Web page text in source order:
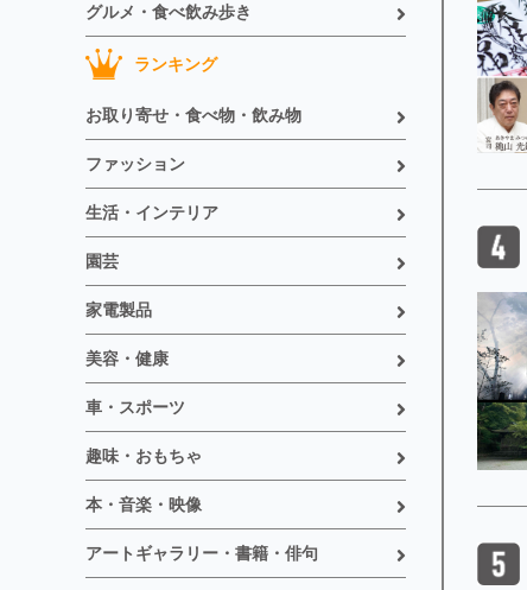
グルメ・食べ飲み歩き
ランキング
お取り寄せ・食べ物・飲み物
ファッション
生活・インテリア
園芸
家電製品
美容・健康
車・スポーツ
趣味・おもちゃ
本・音楽・映像
アートギャラリー・書籍・俳句